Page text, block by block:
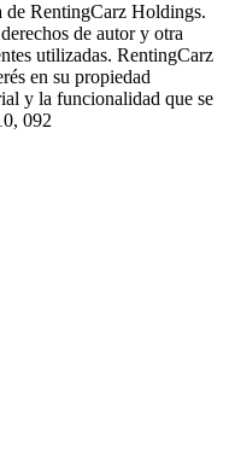
de RentingCarz Holdings.
de autor y otra
utilizadas. RentingCarz
en su propiedad
y la funcionalidad que se
092